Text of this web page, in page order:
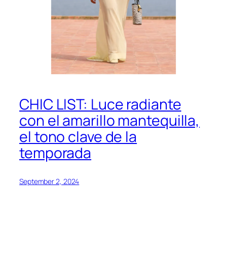
CHIC LIST: Luce radiante
con el amarillo mantequilla,
el tono clave de la
temporada
September 2, 2024